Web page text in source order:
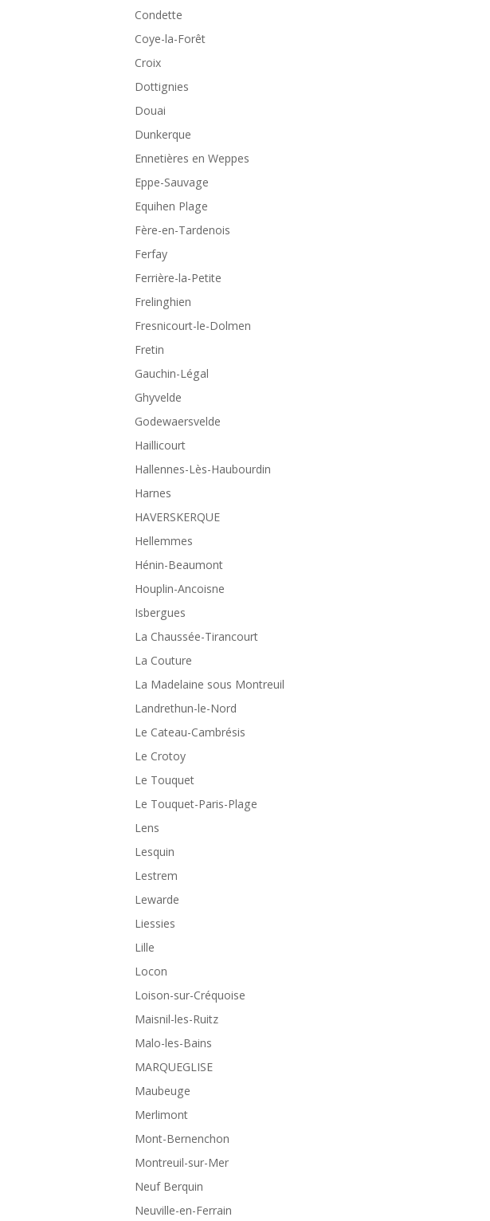
Condette
Coye-la-Forêt
Croix
Dottignies
Douai
Dunkerque
Ennetières en Weppes
Eppe-Sauvage
Equihen Plage
Fère-en-Tardenois
Ferfay
Ferrière-la-Petite
Frelinghien
Fresnicourt-le-Dolmen
Fretin
Gauchin-Légal
Ghyvelde
Godewaersvelde
Haillicourt
Hallennes-Lès-Haubourdin
Harnes
HAVERSKERQUE
Hellemmes
Hénin-Beaumont
Houplin-Ancoisne
Isbergues
La Chaussée-Tirancourt
La Couture
La Madelaine sous Montreuil
Landrethun-le-Nord
Le Cateau-Cambrésis
Le Crotoy
Le Touquet
Le Touquet-Paris-Plage
Lens
Lesquin
Lestrem
Lewarde
Liessies
Lille
Locon
Loison-sur-Créquoise
Maisnil-les-Ruitz
Malo-les-Bains
MARQUEGLISE
Maubeuge
Merlimont
Mont-Bernenchon
Montreuil-sur-Mer
Neuf Berquin
Neuville-en-Ferrain